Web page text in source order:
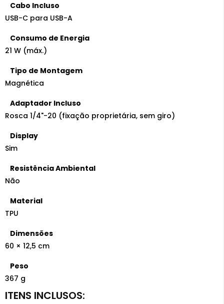
Cabo Incluso
USB-C para USB-A
Consumo de Energia
21 W (máx.)
Tipo de Montagem
Magnética
Adaptador Incluso
Rosca 1/4"-20 (fixação proprietária, sem giro)
Display
Sim
Resistência Ambiental
Não
Material
TPU
Dimensões
60 × 12,5 cm
Peso
367 g